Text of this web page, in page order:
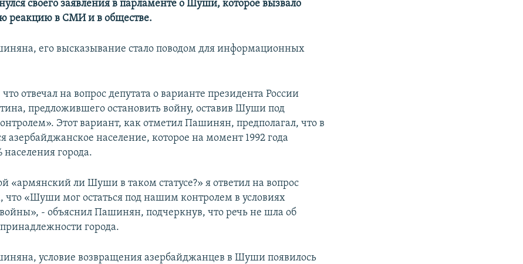
своего заявления в парламенте о Шуши, которое вызвало
реакцию в СМИ и в обществе.
его высказывание стало поводом для информационных
отвечал на вопрос депутата о варианте президента России
предложившего остановить войну, оставив Шуши под
Этот вариант, как отметил Пашинян, предполагал, что в
азербайджанское население, которое на момент 1992 года
населения города.
«армянский ли Шуши в таком статусе?» я ответил на вопрос
что «Шуши мог остаться под нашим контролем в условиях
- объяснил Пашинян, подчеркнув, что речь не шла об
города.
условие возвращения азербайджанцев в Шуши появилось